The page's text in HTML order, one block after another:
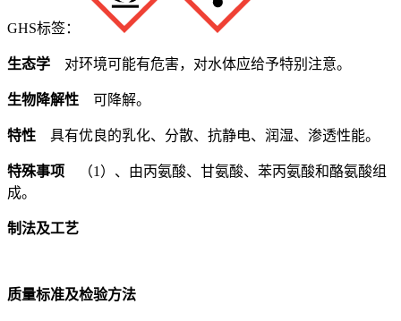
GHS标签：
生态学 对环境可能有危害，对水体应给予特别注意。
生物降解性 可降解。
特性 具有优良的乳化、分散、抗静电、润湿、渗透性能。
特殊事项
（1）、由丙氨酸、甘氨酸、苯丙氨酸和酪氨酸组
成。
制法及工艺
质量标准及检验方法